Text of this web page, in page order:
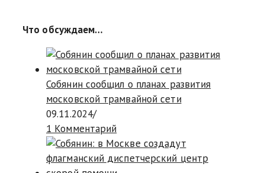
Что обсуждаем…
Собянин сообщил о планах развития
московской трамвайной сети
09.11.2024/
1 Комментарий